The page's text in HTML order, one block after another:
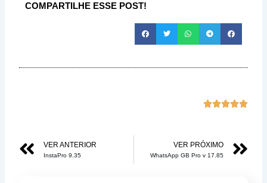
COMPARTILHE ESSE POST!

Anterior
VER ANTERIOR
InstaPro 9.35
VER PRÓXIMO
WhatsApp GB Pro v 17.85